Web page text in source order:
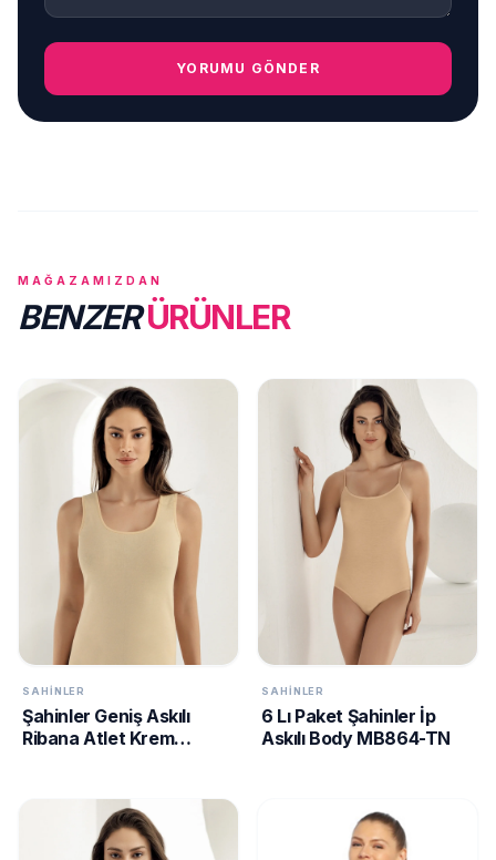
YORUMU GÖNDER
MAĞAZAMIZDAN
BENZERÜRÜNLER
SAHINLER
Şahinler Geniş Askılı
Ribana Atlet Krem
SAHINLER
6 Lı Paket Şahinler İp
Askılı Body MB864-TN